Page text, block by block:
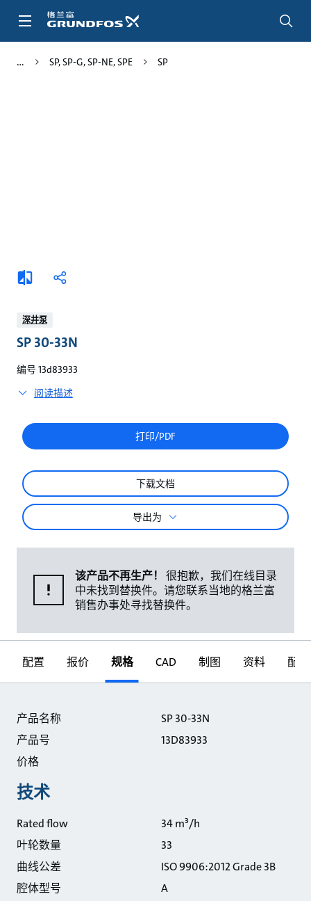
SP, SP-G, SP-NE, SPE SP
添
加
较
分
深井泵
SP 30-33N
编号 13d83933
阅读描述
打印/PDF
下载文档
导出为
该产品不再生产！
很抱歉，我们在线目录
中未找到替换件。请您联系当地的格兰富
销售办事处寻找替换件。
配置 报价 规格 CAD 制图 资料 配件
产品名称
SP 30-33N
产品号
13D83933
价格
技术
Rated flow
34 m³/h
叶轮数量
33
曲线公差
ISO 9906:2012 Grade 3B
腔体型号
A